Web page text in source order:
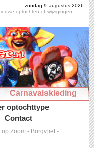
zondag 9 augustus 2026
optochten of wijzigingen
Carnavalskleding
optochttype
Contact
op Zoom - Borgvliet -